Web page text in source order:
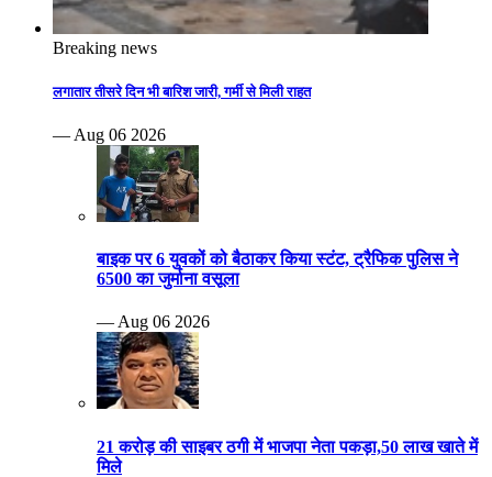
Breaking news
लगातार तीसरे दिन भी बारिश जारी, गर्मी से मिली राहत
— Aug 06 2026
बाइक पर 6 युवकों को बैठाकर किया स्टंट, ट्रैफिक पुलिस ने
6500 का जुर्माना वसूला
— Aug 06 2026
21 करोड़ की साइबर ठगी में भाजपा नेता पकड़ा,50 लाख खाते में
मिले